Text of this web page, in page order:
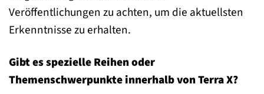
Veröffentlichungen zu achten, um die aktuellsten
Erkenntnisse zu erhalten.
Gibt es spezielle Reihen oder
Themenschwerpunkte innerhalb von Terra X?